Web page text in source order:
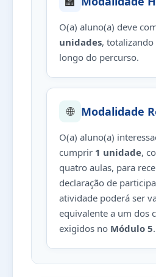
O(a) aluno(a) deve
unidades, totalizando
longo do percurso.
🌐 Modalidade
O(a) aluno(a)
cumprir 1 unidade,
quatro aulas, para
declaração de
atividade poderá ser
equivalente a um dos
exigidos no Módulo 5.